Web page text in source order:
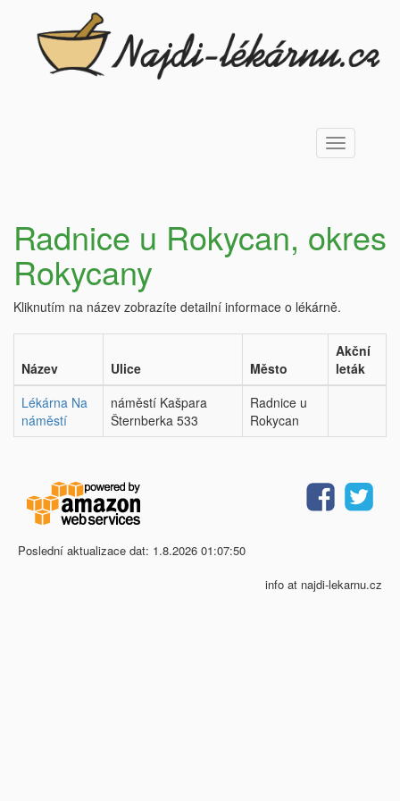
Toggle
navigation
Radnice u Rokycan, okres
Rokycany
Kliknutím na název zobrazíte detailní informace o lékárně.
Název Ulice Město
Akční
leták
Lékárna Na
náměstí
náměstí Kašpara
Šternberka 533
Radnice u
Rokycan
Poslední aktualizace dat: 1.8.2026 01:07:50
info at najdi-lekarnu.cz